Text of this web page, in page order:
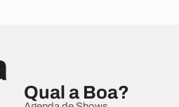
Qual a Boa?